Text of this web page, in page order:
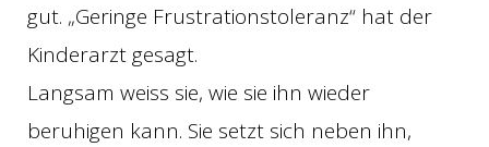
gut. „Geringe Frustrationstoleranz“ hat der
Kinderarzt gesagt.
Langsam weiss sie, wie sie ihn wieder
beruhigen kann. Sie setzt sich neben ihn,